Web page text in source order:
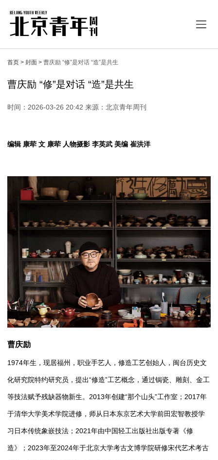
首页 > 封面 > 曹庆励 “修”是对话 “造”是共生
曹庆励 “修”是对话 “造”是共生
时间：2026-03-26 20:42 来源：北京青年周刊
编辑 康荦 文 康荦 人物摄影 李英武 美编 崔洪洋
曹庆励
1974年生，现居福州，职业手艺人，修造工艺创始人，闽台历史文
化研究院特约研究员，提出“修造”工艺概念，通过锔瓷、雕刻、金工
等技法赋予残缺器物新生。2013年创建“那个山头”工作室；2017年
于清华大学美术学院进修，师从日本东京艺术大学前田宏智教授学
习日本传统象嵌技法；2021年由中国轻工出版社出版专著《修
造》；2023年至2024年于北京大学考古文博学院研修宋代艺术考古